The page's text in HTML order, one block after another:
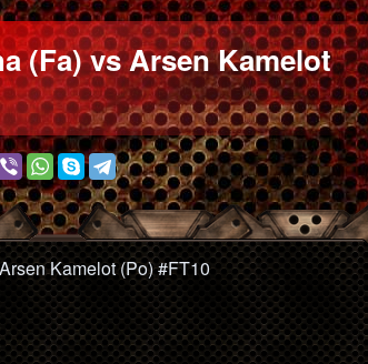
(Fa) vs Arsen Kamelot
Kamelot (Po) #FT10